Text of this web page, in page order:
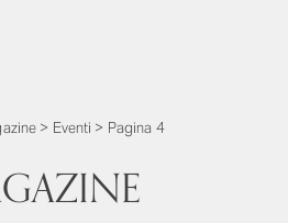
> Eventi > Pagina 4